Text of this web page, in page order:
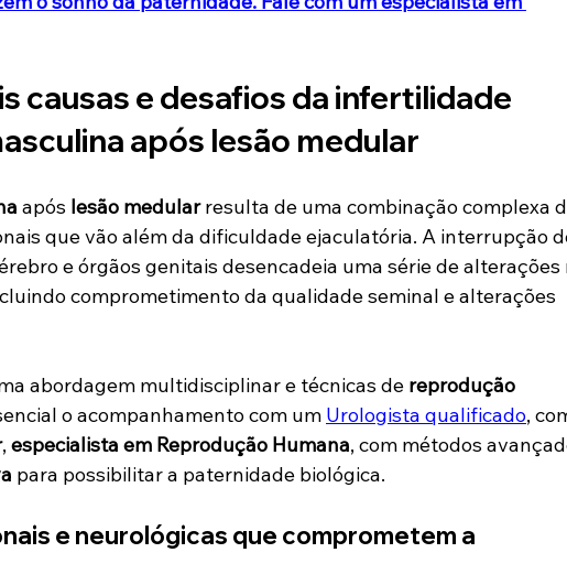
causas e desafios da infertilidade
após lesão medular
após lesão medular resulta de uma combinação complexa
que vão além da dificuldade ejaculatória. A interrupção
e órgãos genitais desencadeia uma série de alterações
comprometimento da qualidade seminal e alterações
abordagem multidisciplinar e técnicas de reprodução
o acompanhamento com um Urologista qualificado,
, especialista em Reprodução Humana, com métodos
para possibilitar a paternidade biológica.
e neurológicas que comprometem a